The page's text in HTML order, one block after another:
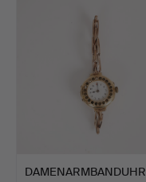
DAMENARMBANDUHR